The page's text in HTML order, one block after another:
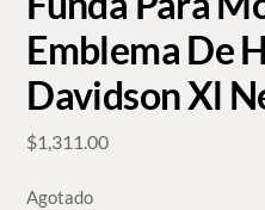
Emblema De
Davidson Xl
$1,311.00
Agotado